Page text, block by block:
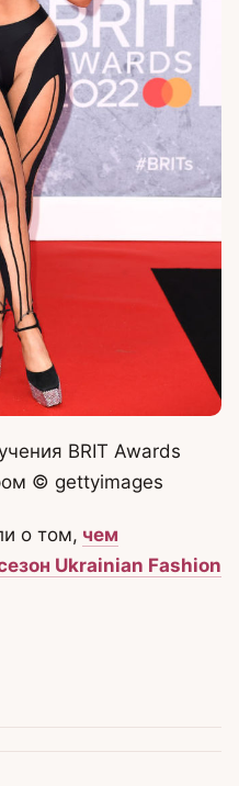
BRIT Awards
© gettyimages
о том, чем
Ukrainian Fashion